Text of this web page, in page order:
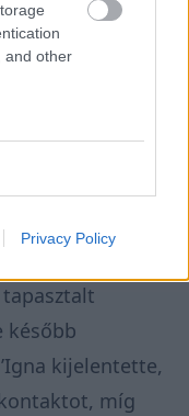
and other
Privacy Policy
3
meg, mire
később
kijelentette,
míg